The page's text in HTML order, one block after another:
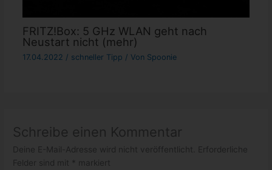
FRITZ!Box: 5 GHz WLAN geht nach
Neustart nicht (mehr)
17.04.2022 / schneller Tipp / Von Spoonie
Schreibe einen Kommentar
Deine E-Mail-Adresse wird nicht veröffentlicht.
Erforderliche
Felder sind mit * markiert